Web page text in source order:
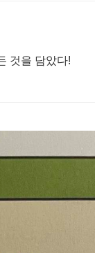
것을 담았다!